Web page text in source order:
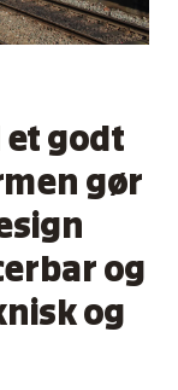
et godt
gør
og
og